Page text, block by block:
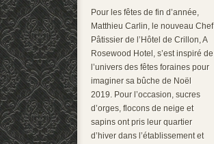
Pour les fêtes de fin d’année,
Matthieu Carlin, le nouveau Chef
Pâtissier de l’Hôtel de Crillon, A
Rosewood Hotel, s’est inspiré de
l’univers des fêtes foraines pour
imaginer sa bûche de Noël
2019. Pour l’occasion, sucres
d’orges, flocons de neige et
sapins ont pris leur quartier
d’hiver dans l’établissement et